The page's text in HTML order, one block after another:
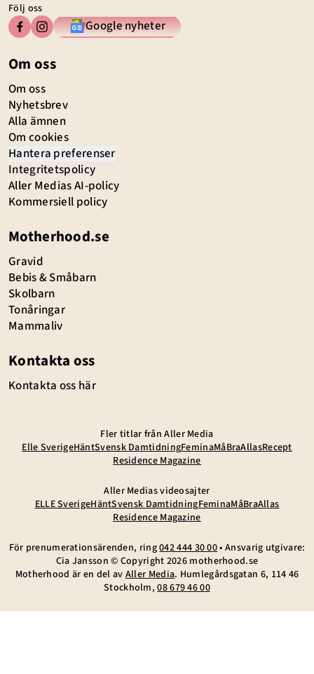
Följ oss
Google nyheter
Om oss
Om oss
Nyhetsbrev
Alla ämnen
Om cookies
Hantera preferenser
Integritetspolicy
Aller Medias AI-policy
Kommersiell policy
Motherhood.se
Gravid
Bebis & Småbarn
Skolbarn
Tonåringar
Mammaliv
Kontakta oss
Kontakta oss här
Fler titlar från Aller Media
Elle SverigeHäntSvensk DamtidningFeminaMåBraAllasRecept
Residence Magazine
Aller Medias videosajter
ELLE SverigeHäntSvensk DamtidningFeminaMåBraAllas
Residence Magazine
För prenumerationsärenden, ring042 444 30 00• Ansvarig utgivare:
Cia Jansson © Copyright 2026 motherhood.se
Motherhood är en del av Aller Media. Humlegårdsgatan 6, 114 46
Stockholm, 08 679 46 00